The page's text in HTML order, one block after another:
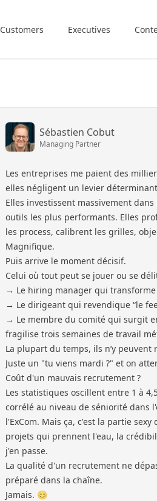
Customers Executives
Sébastien Cobut
Managing Partner
Les entreprises me paient des
elles négligent un levier
Elles investissent massivement
outils les plus performants. Elles
les process, calibrent les grilles,
Magnifique.
Puis arrive le moment décisif.
Celui où tout peut se jouer ou se
→ Le hiring manager qui
→ Le dirigeant qui revendique “le
→ Le membre du comité qui surgit
fragilise trois semaines de travail
La plupart du temps, ils n’y peuvent
Juste un "tu viens mardi ?" et on
Coût d'un mauvais recrutement ?
Les statistiques oscillent entre 1 à
corrélé au niveau de séniorité dans
l'ExCom. Mais ça, c'est la partie
projets qui prennent l'eau, la
j'en passe.
La qualité d'un recrutement ne
préparé dans la chaîne.
Jamais. 😊